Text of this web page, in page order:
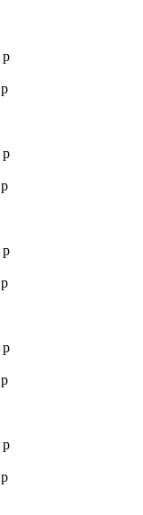
р
р
р
р
р
р
р
р
р
р